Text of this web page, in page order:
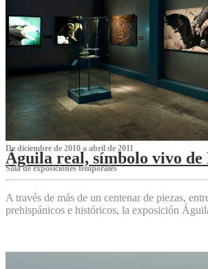
De diciembre de 2010 a abril de 2011
Águila real, símbolo vivo de
Sala de exposiciones temporales
A través de más de un centenar de piezas,
prehispánicos e históricos, la exposición